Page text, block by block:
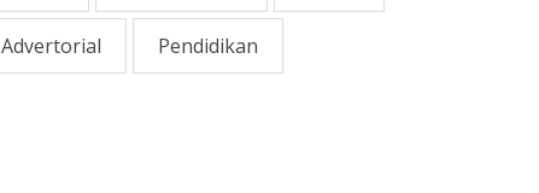
Advertorial Pendidikan